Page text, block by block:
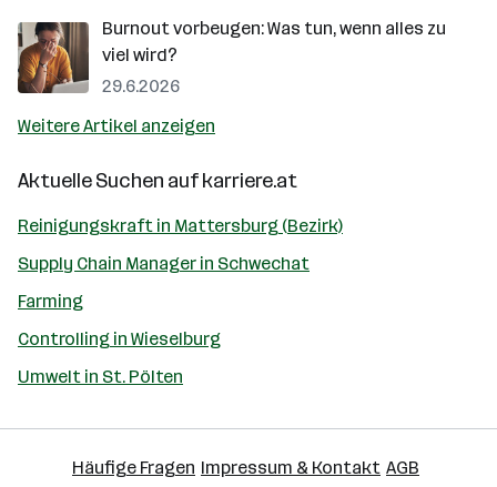
Burnout vorbeugen: Was tun, wenn alles zu
viel wird?
29.6.2026
Weitere Artikel anzeigen
Aktuelle Suchen aufkarriere.at
Reinigungskraft in Mattersburg (Bezirk)
Supply Chain Manager in Schwechat
Farming
Controlling in Wieselburg
Umwelt in St. Pölten
Häufige Fragen Impressum & Kontakt AGB